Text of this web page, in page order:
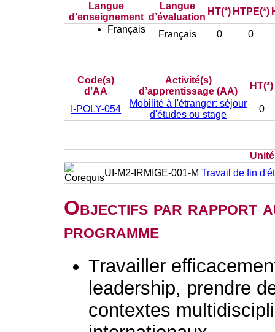
Langue
d’enseignement
Langue
d’évaluation
HT(*) HTPE(*)
Français
Français 0 0
Code(s)
d’AA
Activité(s)
d’apprentissage (AA)
HT(*)
I-POLY-054
Mobilité à l'étranger: séjour
d'études ou stage
0
UI-M2-IRMIGE-001-MTravail de fin
Objectifs par rapport
programme
Travailler
leadership, prendre
contextes